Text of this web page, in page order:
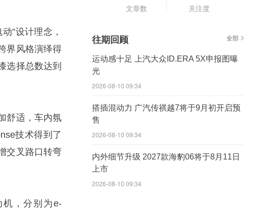
”设计理念，
界风格演绎得
选择总数达到
舒适，车内氛
技术得到了
交叉路口转弯
机，分别为e-
文章数 关注度
往期回顾 全部
运动感十足 上汽大众ID.ERA 5X申报图曝
光
2026-08-10 09:34
搭插混动力 广汽传祺越7将于9月初开启预
售
2026-08-10 09:34
内外细节升级 2027款海豹06将于8月11日
上市
2026-08-10 09:34